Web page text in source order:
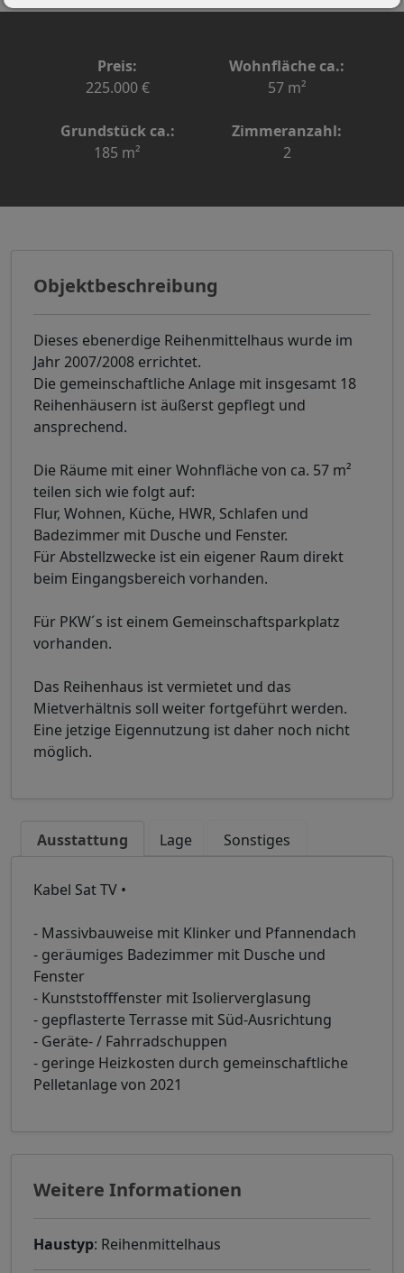
Preis:
225.000 €
Wohnfläche ca.:
57 m²
Grundstück ca.:
185 m²
Zimmeranzahl:
2
Objektbeschreibung
Dieses ebenerdige Reihenmittelhaus wurde im
Jahr 2007/2008 errichtet.
Die gemeinschaftliche Anlage mit insgesamt 18
Reihenhäusern ist äußerst gepflegt und
ansprechend.
Die Räume mit einer Wohnfläche von ca. 57 m²
teilen sich wie folgt auf:
Flur, Wohnen, Küche, HWR, Schlafen und
Badezimmer mit Dusche und Fenster.
Für Abstellzwecke ist ein eigener Raum direkt
beim Eingangsbereich vorhanden.
Für PKW´s ist einem Gemeinschaftsparkplatz
vorhanden.
Das Reihenhaus ist vermietet und das
Mietverhältnis soll weiter fortgeführt werden.
Eine jetzige Eigennutzung ist daher noch nicht
möglich.
Ausstattung Lage Sonstiges
Kabel Sat TV •
- Massivbauweise mit Klinker und Pfannendach
- geräumiges Badezimmer mit Dusche und
Fenster
- Kunststofffenster mit Isolierverglasung
- gepflasterte Terrasse mit Süd-Ausrichtung
- Geräte- / Fahrradschuppen
- geringe Heizkosten durch gemeinschaftliche
Pelletanlage von 2021
Weitere Informationen
Haustyp: Reihenmittelhaus